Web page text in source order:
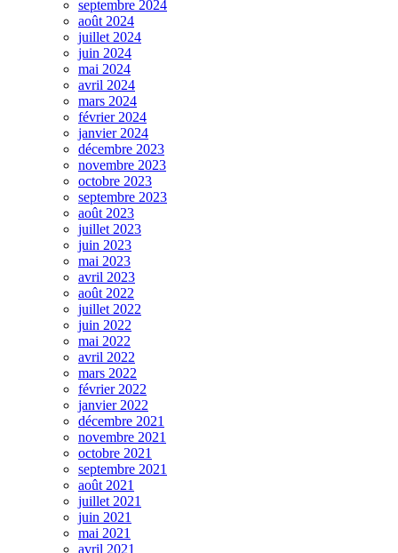
septembre 2024
août 2024
juillet 2024
juin 2024
mai 2024
avril 2024
mars 2024
février 2024
janvier 2024
décembre 2023
novembre 2023
octobre 2023
septembre 2023
août 2023
juillet 2023
juin 2023
mai 2023
avril 2023
août 2022
juillet 2022
juin 2022
mai 2022
avril 2022
mars 2022
février 2022
janvier 2022
décembre 2021
novembre 2021
octobre 2021
septembre 2021
août 2021
juillet 2021
juin 2021
mai 2021
avril 2021